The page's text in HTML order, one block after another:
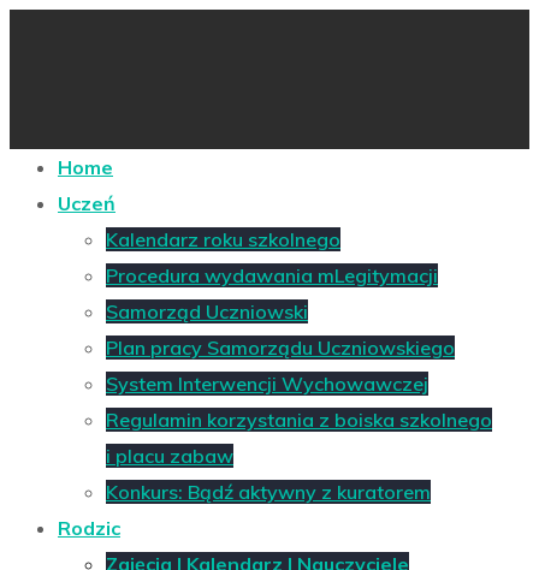
Home
Uczeń
Kalendarz roku szkolnego
Procedura wydawania mLegitymacji
Samorząd Uczniowski
Plan pracy Samorządu Uczniowskiego
System Interwencji Wychowawczej
Regulamin korzystania z boiska szkolnego
i placu zabaw
Konkurs: Bądź aktywny z kuratorem
Rodzic
Zajęcia | Kalendarz | Nauczyciele